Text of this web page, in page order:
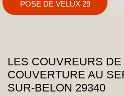
POSE DE VELUX 29
LES COUVREURS
COUVERTURE AU
SUR-BELON 29340